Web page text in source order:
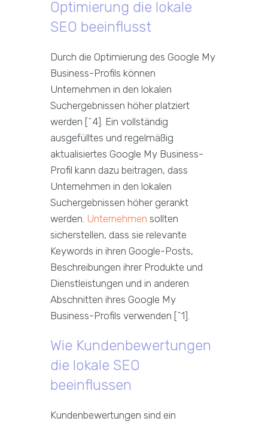
Optimierung die lokale
SEO beeinflusst
Durch die Optimierung des Google My
Business-Profils können
Unternehmen in den lokalen
Suchergebnissen höher platziert
werden [^4]. Ein vollständig
ausgefülltes und regelmäßig
aktualisiertes Google My Business-
Profil kann dazu beitragen, dass
Unternehmen in den lokalen
Suchergebnissen höher gerankt
werden. Unternehmen sollten
sicherstellen, dass sie relevante
Keywords in ihren Google-Posts,
Beschreibungen ihrer Produkte und
Dienstleistungen und in anderen
Abschnitten ihres Google My
Business-Profils verwenden [^1].
Wie Kundenbewertungen
die lokale SEO
beeinflussen
Kundenbewertungen sind ein